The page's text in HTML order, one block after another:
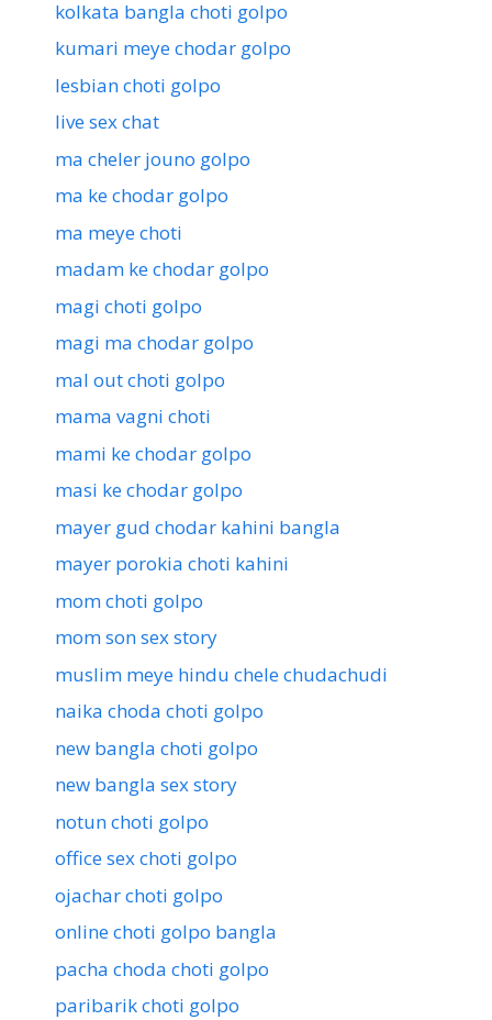
kolkata bangla choti golpo
kumari meye chodar golpo
lesbian choti golpo
live sex chat
ma cheler jouno golpo
ma ke chodar golpo
ma meye choti
madam ke chodar golpo
magi choti golpo
magi ma chodar golpo
mal out choti golpo
mama vagni choti
mami ke chodar golpo
masi ke chodar golpo
mayer gud chodar kahini bangla
mayer porokia choti kahini
mom choti golpo
mom son sex story
muslim meye hindu chele chudachudi
naika choda choti golpo
new bangla choti golpo
new bangla sex story
notun choti golpo
office sex choti golpo
ojachar choti golpo
online choti golpo bangla
pacha choda choti golpo
paribarik choti golpo